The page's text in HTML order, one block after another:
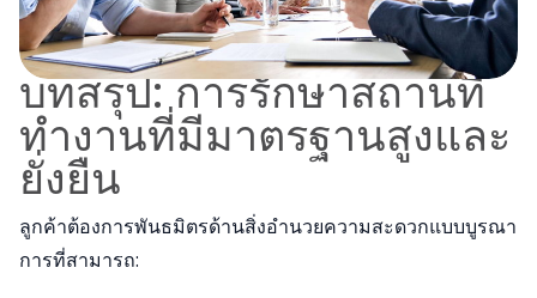
บทสรุป: การรักษาสถานที่
ทํางานที่มีมาตรฐานสูงและ
ยั่งยืน
ลูกค้าต้องการพันธมิตรด้านสิ่งอํานวยความสะดวกแบบบูรณา
การที่สามารถ: